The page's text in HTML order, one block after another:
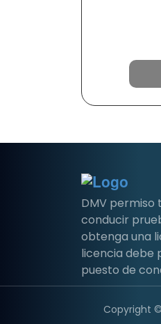
DMV permiso
conducir
obtenga una
licencia debe
puesto de
Copyright